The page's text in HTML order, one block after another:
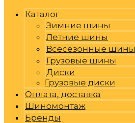
Каталог
Зимние шины
Летние шины
Всесезонные шины
Грузовые шины
Диски
Грузовые диски
Оплата, доставка
Шиномонтаж
Бренды